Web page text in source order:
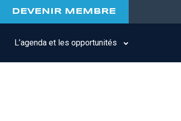
DEVENIR MEMBRE
L’agenda et les opportunités